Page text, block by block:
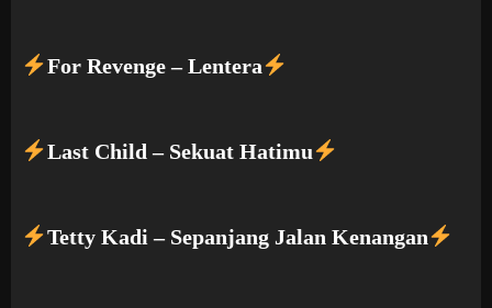
For Revenge – Lentera
Last Child – Sekuat Hatimu
Tetty Kadi – Sepanjang Jalan Kenangan